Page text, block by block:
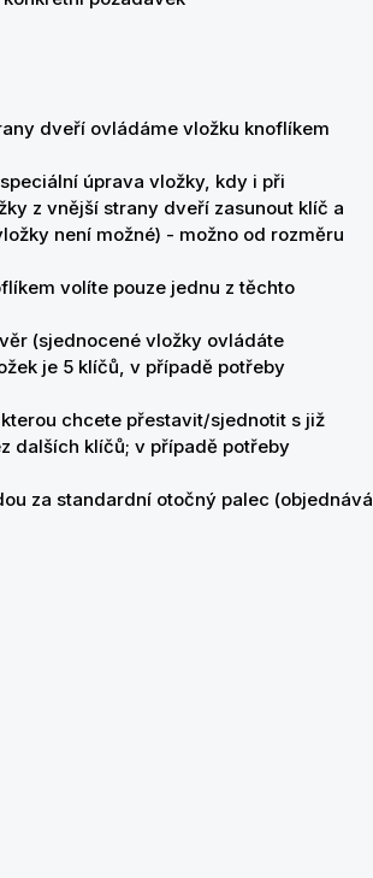
dveří ovládáme vložku knoflíkem
úprava vložky, kdy i při
z vnější strany dveří zasunout klíč a
není možné) - možno od rozměru
volíte pouze jednu z těchto
(sjednocené vložky ovládáte
je 5 klíčů, v případě potřeby
chcete přestavit/sjednotit s již
dalších klíčů; v případě potřeby
za standardní otočný palec (objednává